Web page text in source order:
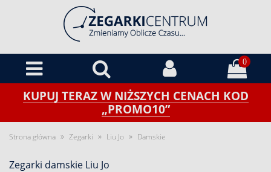
0
KUPUJ TERAZ W NIŻSZYCH CENACH KOD
„PROMO10”
Strona główna » Zegarki » Liu Jo » Damskie
Zegarki damskie Liu Jo